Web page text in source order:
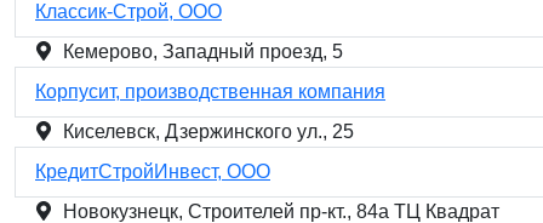
Классик-Строй, ООО
Кемерово, Западный проезд, 5
Корпусит, производственная компания
Киселевск, Дзержинского ул., 25
КредитСтройИнвест, ООО
Новокузнецк, Строителей пр-кт., 84а ТЦ Квадрат